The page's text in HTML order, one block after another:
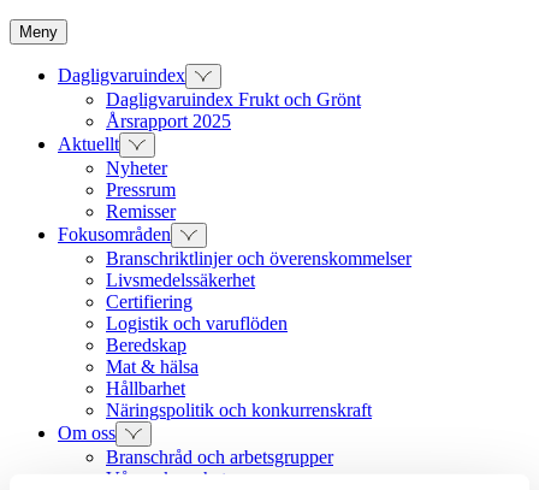
Meny
Dagligvaruindex
Dagligvaruindex Frukt och Grönt
Årsrapport 2025
Aktuellt
Nyheter
Pressrum
Remisser
Fokusområden
Branschriktlinjer och överenskommelser
Livsmedelssäkerhet
Certifiering
Logistik och varuflöden
Beredskap
Mat & hälsa
Hållbarhet
Näringspolitik och konkurrenskraft
Om oss
Branschråd och arbetsgrupper
Vår verksamhet